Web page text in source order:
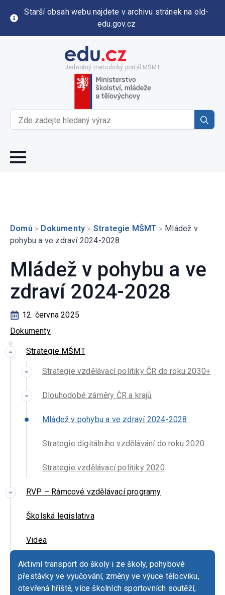
Starší obsah webu najdete v archivu stránek na old-
edu.gov.cz
Jednotný metodický portál MŠMT
for:
Domů » Dokumenty » Strategie MŠMT » Mládež v
pohybu a ve zdraví 2024-2028
Mládež v pohybu a ve
zdraví 2024-2028
12. června 2025
Dokumenty
Strategie MŠMT
Strategie vzdělávací politiky ČR do roku 2030+
Dlouhodobé záměry ČR a krajů
Mládež v pohybu a ve zdraví 2024-2028
Strategie digitálního vzdělávání do roku 2020
Strategie vzdělávací politiky 2020
RVP – Rámcové vzdělávací programy
Školská legislativa
Videa
Aktivní transport do školy i ze školy, pohybové
přestávky ve vyučování, změny ve výuce tělocviku,
otevřená hřiště, více školních sportovních soutěží,